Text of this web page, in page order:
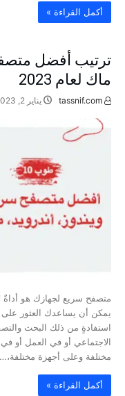
‫أكمل القراءة »‬
ترتيب أفضل
ماك لعام 2023
يناير 2, 2023
متصفح سريع لجهازك هو أداةٌ
يمكن أن يساعدك العثور
استفادةٍ من ذلك البحث
الاجتماعي أو في العمل أو
مختلفة وعلى أجهزة مختلفة،…
‫أكمل القراءة »‬